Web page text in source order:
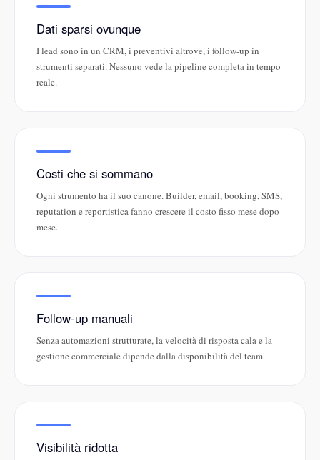
Dati sparsi ovunque
I lead sono in un CRM, i preventivi altrove, i follow-up in
strumenti separati. Nessuno vede la pipeline completa in tempo
reale.
Costi che si sommano
Ogni strumento ha il suo canone. Builder, email, booking, SMS,
reputation e reportistica fanno crescere il costo fisso mese dopo
mese.
Follow-up manuali
Senza automazioni strutturate, la velocità di risposta cala e la
gestione commerciale dipende dalla disponibilità del team.
Visibilità ridotta